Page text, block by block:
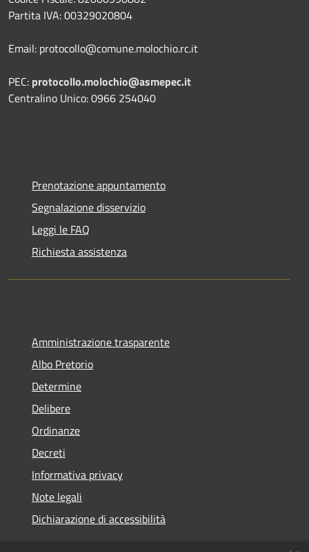
Partita IVA: 00329020804
Email: protocollo@comune.molochio.rc.it
PEC: protocollo.molochio@asmepec.it
Centralino Unico: 0966 254040
Prenotazione appuntamento
Segnalazione disservizio
Leggi le FAQ
Richiesta assistenza
Amministrazione trasparente
Albo Pretorio
Determine
Delibere
Ordinanze
Decreti
Informativa privacy
Note legali
Dichiarazione di accessibilità